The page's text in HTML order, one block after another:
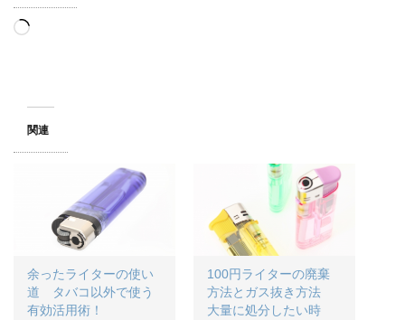
読
関連
余ったライターの使い
道 タバコ以外で使う
有効活用術！
100円ライターの廃棄
方法とガス抜き方法
大量に処分したい時